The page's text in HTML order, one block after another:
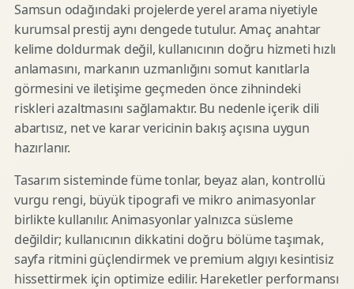
Samsun odağındaki projelerde yerel arama niyetiyle
kurumsal prestij aynı dengede tutulur. Amaç anahtar
kelime doldurmak değil, kullanıcının doğru hizmeti hızlı
anlamasını, markanın uzmanlığını somut kanıtlarla
görmesini ve iletişime geçmeden önce zihnindeki
riskleri azaltmasını sağlamaktır. Bu nedenle içerik dili
abartısız, net ve karar vericinin bakış açısına uygun
hazırlanır.
Tasarım sisteminde füme tonlar, beyaz alan, kontrollü
vurgu rengi, büyük tipografi ve mikro animasyonlar
birlikte kullanılır. Animasyonlar yalnızca süsleme
değildir; kullanıcının dikkatini doğru bölüme taşımak,
sayfa ritmini güçlendirmek ve premium algıyı kesintisiz
hissettirmek için optimize edilir. Hareketler performansı